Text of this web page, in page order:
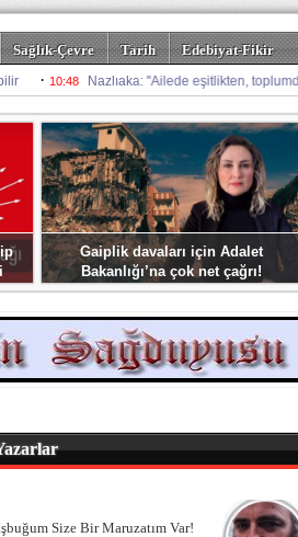
Sağlık-Çevre Tarih
Edebiyat-Fikir
Gaiplik davaları için Adalet
Bakanlığı’na çok net çağrı!
Size Bir Maruzatım Var!